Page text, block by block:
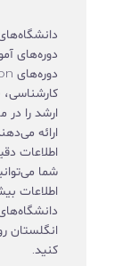
دوره‌های
ارشد را در
ارائه
اطلاعات
شما
اطلاعات
انگلستان
کنید.